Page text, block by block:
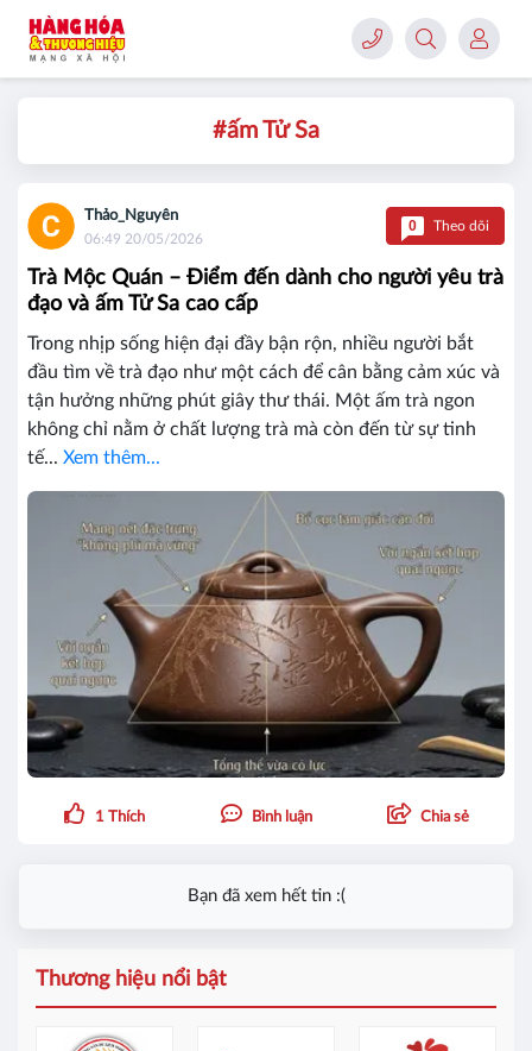
#ấm Tử Sa
Thảo_Nguyên
06:49 20/05/2026
0 Theo dõi
Trà Mộc Quán – Điểm đến dành cho người yêu trà
đạo và ấm Tử Sa cao cấp
Trong nhịp sống hiện đại đầy bận rộn, nhiều người bắt
đầu tìm về trà đạo như một cách để cân bằng cảm xúc và
tận hưởng những phút giây thư thái. Một ấm trà ngon
không chỉ nằm ở chất lượng trà mà còn đến từ sự tinh
tế... Xem thêm...
1 Thích Bình luận Chia sẻ
Bạn đã xem hết tin :(
Thương hiệu nổi bật